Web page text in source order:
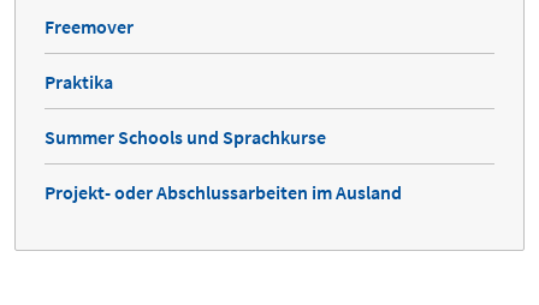
Freemover
Praktika
Summer Schools und Sprachkurse
Projekt- oder Abschlussarbeiten im Ausland